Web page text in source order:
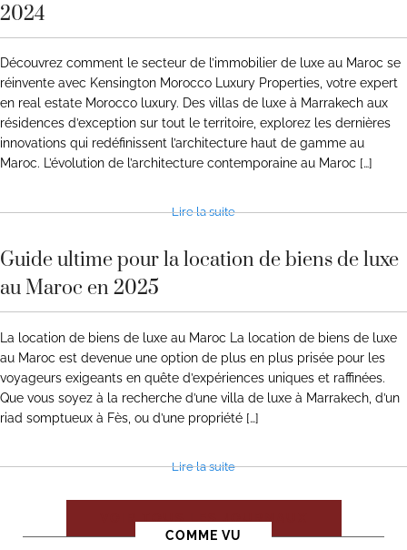
2024
Découvrez comment le secteur de l’immobilier de luxe au Maroc se
réinvente avec Kensington Morocco Luxury Properties, votre expert
en real estate Morocco luxury. Des villas de luxe à Marrakech aux
résidences d’exception sur tout le territoire, explorez les dernières
innovations qui redéfinissent l’architecture haut de gamme au
Maroc. L’évolution de l’architecture contemporaine au Maroc […]
Lire la suite
Guide ultime pour la location de biens de luxe
au Maroc en 2025
La location de biens de luxe au Maroc La location de biens de luxe
au Maroc est devenue une option de plus en plus prisée pour les
voyageurs exigeants en quête d’expériences uniques et raffinées.
Que vous soyez à la recherche d’une villa de luxe à Marrakech, d’un
riad somptueux à Fès, ou d’une propriété […]
Lire la suite
VOIR TOUS LES JOURNAUX
COMME VU